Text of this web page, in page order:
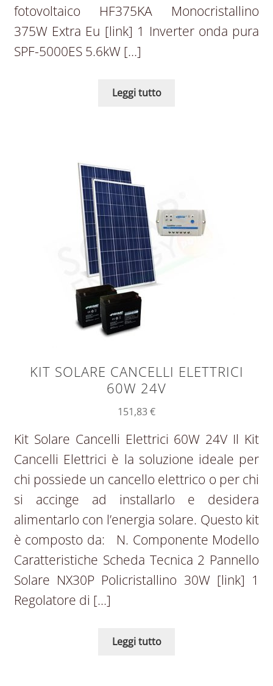
fotovoltaico HF375KA Monocristallino
375W Extra Eu [link] 1 Inverter onda pura
SPF-5000ES 5.6kW […]
Leggi tutto
KIT SOLARE CANCELLI ELETTRICI
60W 24V
151,83€
Kit Solare Cancelli Elettrici 60W 24V Il Kit
Cancelli Elettrici è la soluzione ideale per
chi possiede un cancello elettrico o per chi
si accinge ad installarlo e desidera
alimentarlo con l’energia solare. Questo kit
è composto da: N. Componente Modello
Caratteristiche Scheda Tecnica 2 Pannello
Solare NX30P Policristallino 30W [link] 1
Regolatore di […]
Leggi tutto